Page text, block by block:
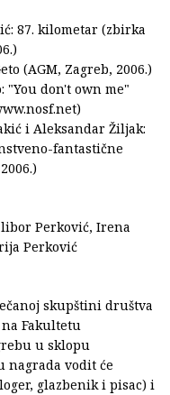
87. kilometar (zbirka
(AGM, Zagreb, 2006.)
"You don't own me"
i Aleksandar Žiljak:
fantastične
Perković, Irena
Perković
skupštini društva
Fakultetu
u sklopu
nagrada vodit će
glazbenik i pisac) i